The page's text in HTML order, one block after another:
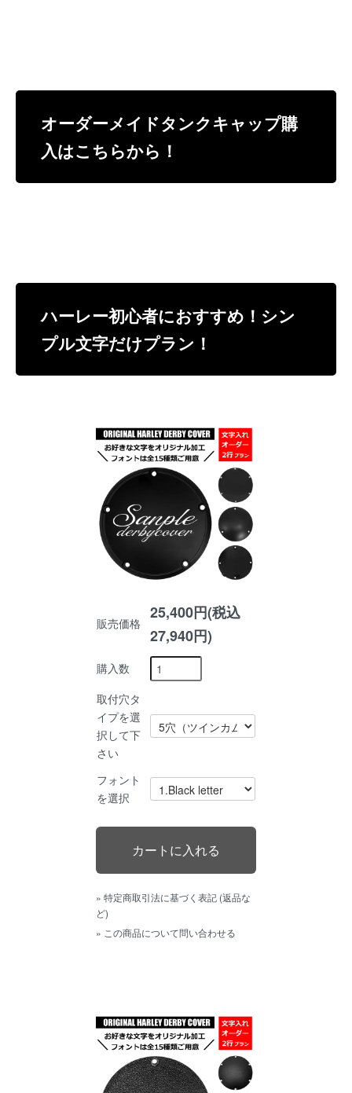
オーダーメイドタンクキャップ購
入はこちらから！
ハーレー初心者におすすめ！シン
プル文字だけプラン！
販売価格
25,400円(税込
27,940円)
購入数
取付穴タ
イプを選
択して下
さい
フォント
を選択
» 特定商取引法に基づく表記 (返品な
ど)
» この商品について問い合わせる